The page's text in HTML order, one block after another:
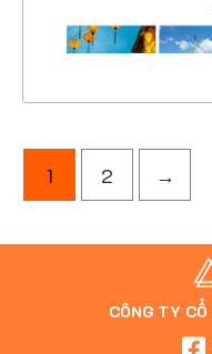
1 2 →
CÔNG TY